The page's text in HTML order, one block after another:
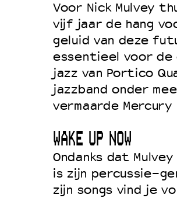
Voor Nick Mulvey
vijf jaar de hang
geluid van deze
essentieel voor de
jazz van Portico
jazzband onder
vermaarde Mercury
WAKE UP NOW
Ondanks dat
is zijn percussie-
zijn songs vind je